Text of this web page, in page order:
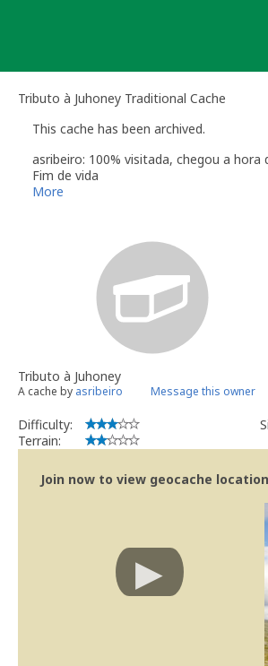
Tributo à Juhoney Traditional Cache
This cache has been archived.
asribeiro: 100% visitada, chegou a hora
Fim de vida
Um muito obrigado aos que a visitaram
More
Tributo à Juhoney
A cache by asribeiro Message this owner
Difficulty:
Terrain:
Join now to view geocache